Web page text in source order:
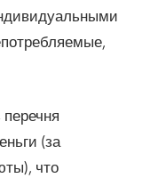
(за
что